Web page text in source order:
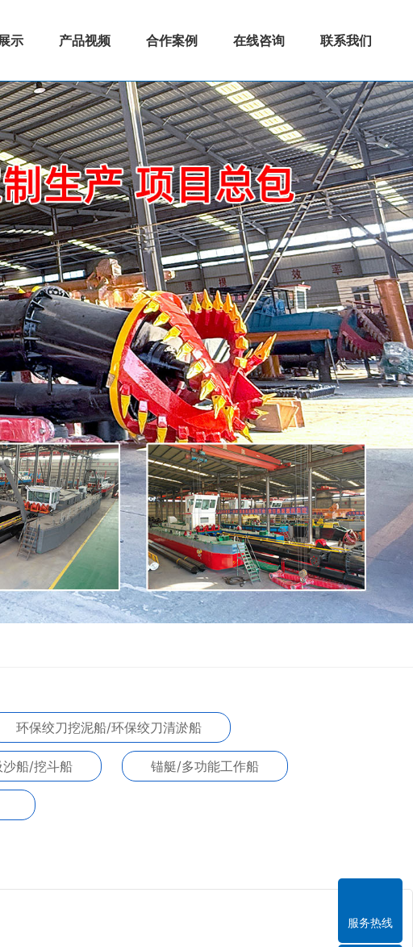
示 产品视频 合作案例 在线咨询 联系我们
环保绞刀挖泥船/环保绞刀清淤船
船/挖斗船 锚艇/多功能工作船
服务热线